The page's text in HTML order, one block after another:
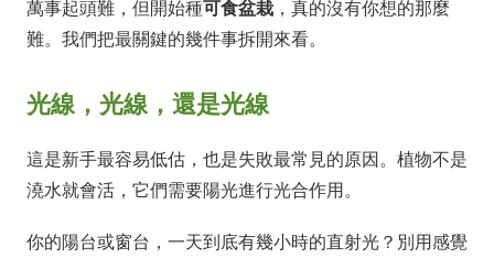
萬事起頭難，但開始種可食盆栽 ，真的沒有你想的那麼
難。我們把最關鍵的幾件事拆開來看。
光線，光線，還是光線
這是新手最容易低估，也是失敗最常見的原因。植物不是
澆水就會活，它們需要陽光進行光合作用。
你的陽台或窗台，一天到底有幾小時的直射光？別用感覺